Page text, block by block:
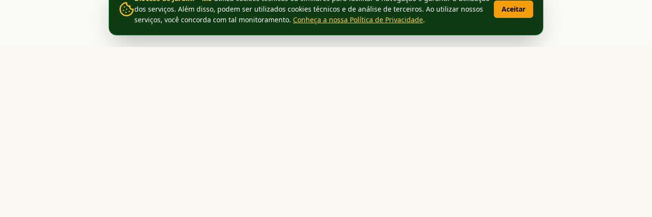
dos serviços. Além disso, podem ser utilizados cookies técnicos e de análise de terceiros. Ao utilizar nossos
serviços, você concorda com tal monitoramento. Conheça a nossa Política de Privacidade.
Aceitar